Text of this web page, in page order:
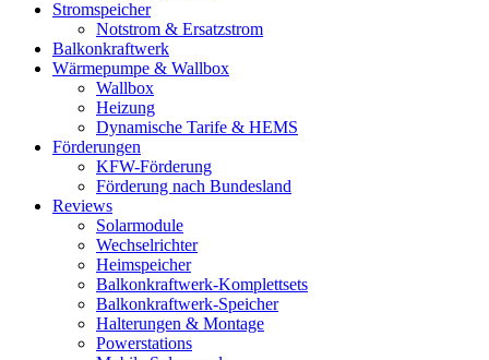
Stromspeicher
Notstrom & Ersatzstrom
Balkonkraftwerk
Wärmepumpe & Wallbox
Wallbox
Heizung
Dynamische Tarife & HEMS
Förderungen
KFW-Förderung
Förderung nach Bundesland
Reviews
Solarmodule
Wechselrichter
Heimspeicher
Balkonkraftwerk-Komplettsets
Balkonkraftwerk-Speicher
Halterungen & Montage
Powerstations